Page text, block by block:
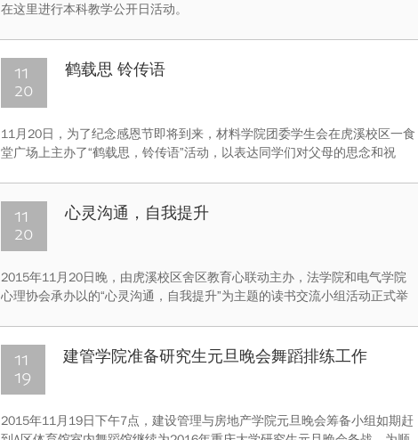
在这里进行本科教学公开日活动。
11
20
鹤载思 铃传语
11月20日，为了纪念感恩节即将到来，材料学院团委学生会在虎溪校区一食
堂广场上主办了“鹤载思，铃传语”活动，以表达同学们对父母的思念和祝
11
20
心灵沟通，自我提升
2015年11月20日晚，由虎溪校区舍区教育心联动主办，法学院和电气学院
心理协会承办以的“心灵沟通，自我提升”为主题的读书交流小组活动正式举
11
19
建管学院准备研究生元旦晚会舞蹈排练工作
2015年11月19日下午7点，建设管理与房地产学院元旦晚会筹备小组如期赶